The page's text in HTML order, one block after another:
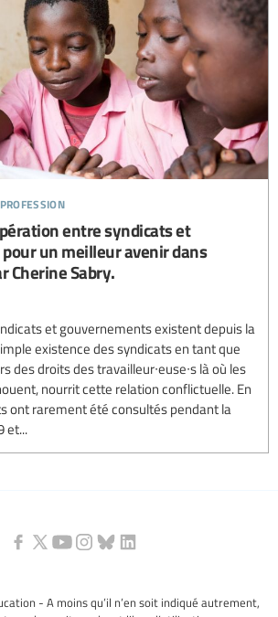
entre syndicats et
un meilleur avenir dans
Cherine Sabry.
et gouvernements existent depuis la
existence des syndicats en tant que
des droits des travailleur∙euse∙s là où les
nourrit cette relation conflictuelle. En
ont rarement été consultés pendant la
et...
- A moins qu’il n’en soit indiqué autrement,